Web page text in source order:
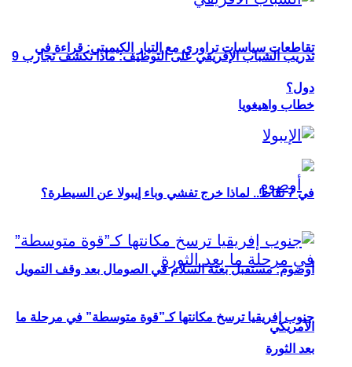
تقاطعات سياسات تراوري مع التيار الكيميتي: قراءة في
خطاب واهيغويا
أوصوم: مستقبل بعثة السلام في الصومال بعد وقف التمويل
الأمريكي
تدريب الشباب الإفريقي على التوظيف: ماذا تكشف تجارب 9
دول؟
في 7 نقاط.. لماذا خرج تفشي وباء إيبولا عن السيطرة؟
جنوب إفريقيا ترسخ مكانتها كـ”قوة متوسطة” في مرحلة ما
بعد الثورة